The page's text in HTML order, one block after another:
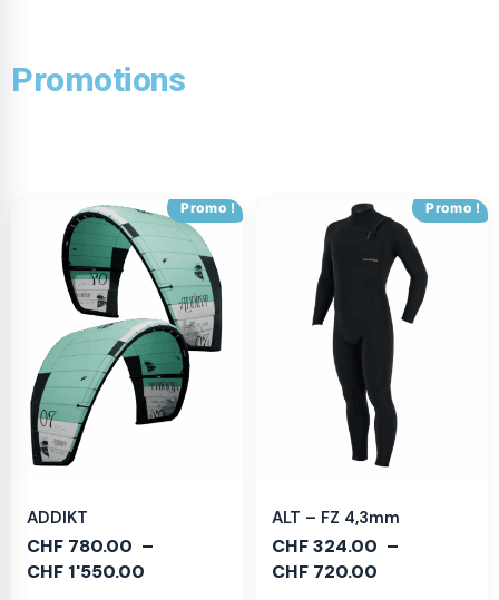
Promotions
Promo !
ADDIKT
CHF 780.00 –
CHF 1'550.00
Promo !
ALT – FZ 4,3mm
CHF324.00 –
CHF 720.00